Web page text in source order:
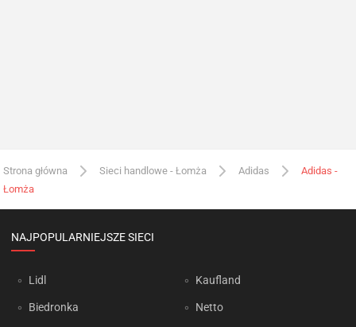
Strona główna Sieci handlowe - Łomża Adidas
Adidas -
Łomża
NAJPOPULARNIEJSZE SIECI
Lidl
Biedronka
Kaufland
Netto